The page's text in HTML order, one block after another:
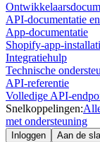
API-documentatie
App-documentatie
Shopify-app-
Integratiehulp
Technische
API-referentie
Volledige API-
Snelkoppelingen:
met ondersteuning
Inloggen Aan de